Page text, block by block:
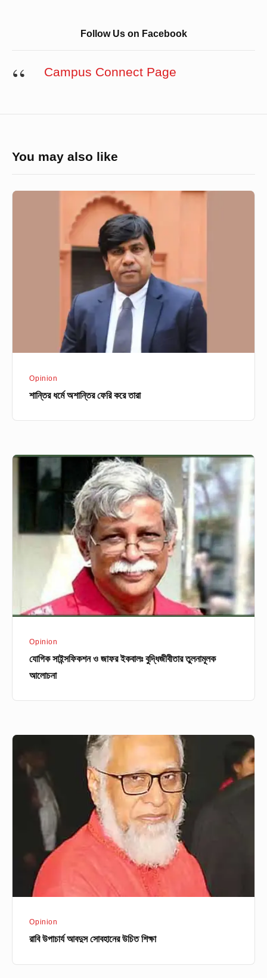
Follow Us on Facebook
Campus Connect Page
You may also like
Opinion
শান্তির ধর্মে অশান্তির ফেরি করে তারা
সাইন্সফিকশন
ইকবালঃ
Opinion
যোগিক সাইন্সফিকশন ও জাফর ইকবালঃ বুদ্ধিজীবীতার তুলনামূলক
আলোচনা
রাবি
আবদুস
Opinion
রাবি উপাচার্য আবদুস সোবহানের উচিত শিক্ষা